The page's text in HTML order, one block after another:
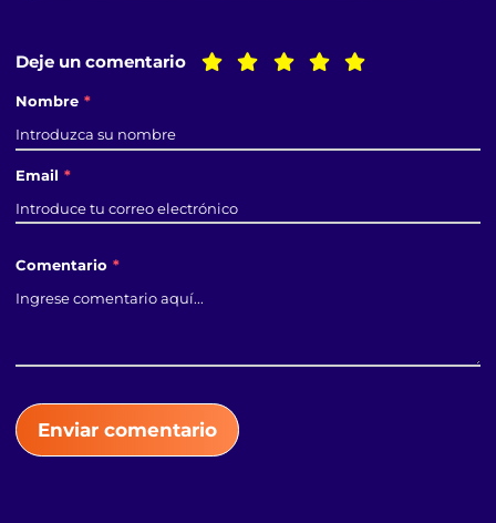
Deje un comentario
Nombre *
Email *
Comentario *
Enviar comentario